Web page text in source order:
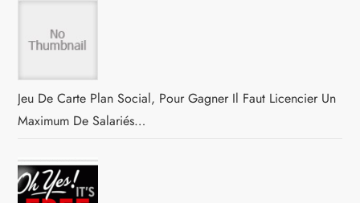
i
c
l
e
Jeu De Carte Plan Social, Pour Gagner Il Faut Licencier Un
Maximum De Salariés…